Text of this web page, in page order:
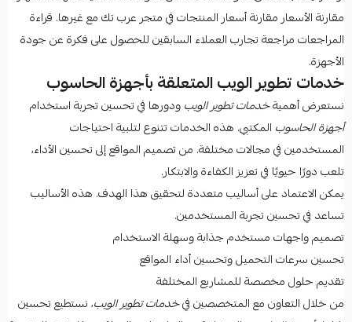
مقارنة الأسعار مقارنة أسعار المنتجات في متجر عرب تك مع غيرها. قراءة
المراجعات مراجعة تجارب العملاء السابقين للحصول على فكرة عن جودة
الأجهزة.
خدمات تطوير الويب المتعلقة بأجهزة الحاسوب
نستعرض أهميةخدمات تطوير الويبودورها في تحسين تجربة استخدام
أجهزة الحاسوب المكتبي. هذه الخدمات تتنوع لتلبية احتياجات
المستخدمين في مجالات مختلفة. من تصميم المواقع إلى تحسين الأداء،
تلعب دورًا حيويًا في تعزيز الكفاءة والابتكار.
يمكن الاعتماد على أساليب متعددة لتحقيق هذا الهدف. هذه الأساليب
تساعد في تحسين تجربة المستخدمين.
تصميم واجهات مستخدم جذابة وسهلة الاستخدام
تحسين سرعات التحميل وتحسين أداء المواقع
تقديم حلول مخصصة للمشاريع المختلفة
من خلال التعاون مع المتخصصين فيخدمات تطوير الويب، نستطيع تحسين